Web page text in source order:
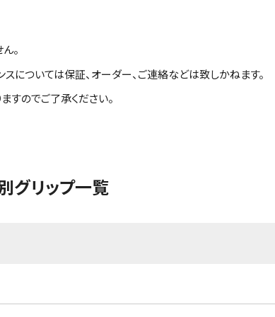
。
については保証、オーダー、ご連絡などは致しかねます。
すのでご了承ください。
グリップ一覧